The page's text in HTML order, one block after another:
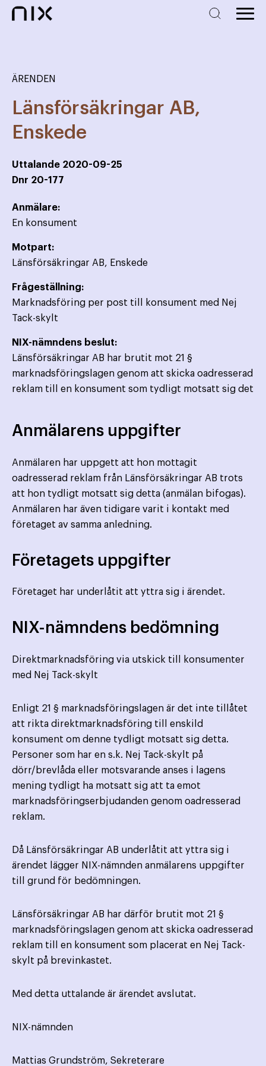
ÄRENDEN
Länsförsäkringar AB,
Enskede
Uttalande 2020-09-25
Dnr 20-177
Anmälare:
En konsument
Motpart:
Länsförsäkringar AB, Enskede
Frågeställning:
Marknadsföring per post till konsument med Nej
Tack-skylt
NIX-nämndens beslut:
Länsförsäkringar AB har brutit mot 21 §
marknadsföringslagen genom att skicka oadresserad
reklam till en konsument som tydligt motsatt sig det
Anmälarens uppgifter
Anmälaren har uppgett att hon mottagit
oadresserad reklam från Länsförsäkringar AB trots
att hon tydligt motsatt sig detta (anmälan bifogas).
Anmälaren har även tidigare varit i kontakt med
företaget av samma anledning.
Företagets uppgifter
Företaget har underlåtit att yttra sig i ärendet.
NIX-nämndens bedömning
Direktmarknadsföring via utskick till konsumenter
med Nej Tack-skylt
Enligt 21 § marknadsföringslagen är det inte tillåtet
att rikta direktmarknadsföring till enskild
konsument om denne tydligt motsatt sig detta.
Personer som har en s.k. Nej Tack-skylt på
dörr/brevlåda eller motsvarande anses i lagens
mening tydligt ha motsatt sig att ta emot
marknadsföringserbjudanden genom oadresserad
reklam.
Då Länsförsäkringar AB underlåtit att yttra sig i
ärendet lägger NIX-nämnden anmälarens uppgifter
till grund för bedömningen.
Länsförsäkringar AB har därför brutit mot 21 §
marknadsföringslagen genom att skicka oadresserad
reklam till en konsument som placerat en Nej Tack-
skylt på brevinkastet.
Med detta uttalande är ärendet avslutat.
NIX-nämnden
Mattias Grundström, Sekreterare